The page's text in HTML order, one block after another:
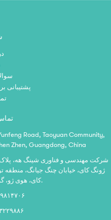
پشتیبانی
Road, Taoyuan Community,
Zhen, Guangdong, China
ژونگ کای، خیابان چنگ جیانگ،
کای، هوی ژو، گوانگ دونگ، چین.
۸۶-۷۵۵-
۸۶-